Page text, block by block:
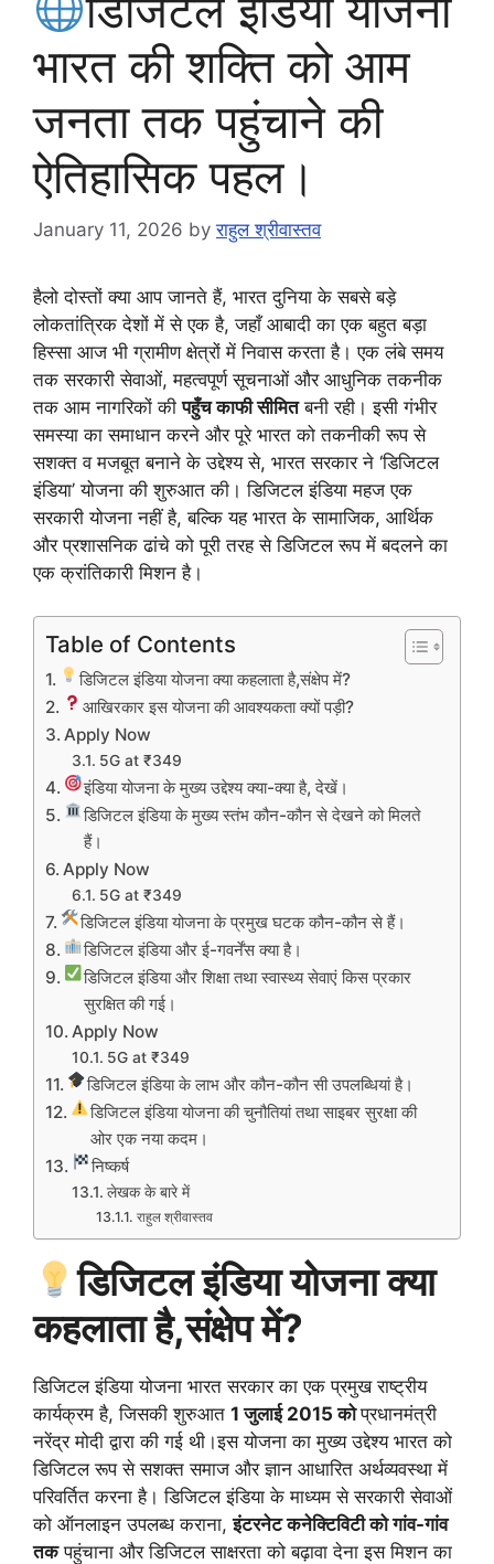
भारत की शक्ति को आम
जनता तक पहुंचाने की
ऐतिहासिक पहल।
January 11, 2026 byराहुल श्रीवास्तव
हैलो दोस्तों क्या आप जानते हैं, भारत दुनिया के सबसे बड़े
लोकतांत्रिक देशों में से एक है, जहाँ आबादी का एक बहुत बड़ा
हिस्सा आज भी ग्रामीण क्षेत्रों में निवास करता है। एक लंबे समय
तक सरकारी सेवाओं, महत्वपूर्ण सूचनाओं और आधुनिक तकनीक
तक आम नागरिकों कीपहुँच काफी सीमितबनी रही। इसी गंभीर
समस्या का समाधान करने और पूरे भारत को तकनीकी रूप से
सशक्त व मजबूत बनाने के उद्देश्य से, भारत सरकार ने ‘डिजिटल
इंडिया’ योजना की शुरुआत की। डिजिटल इंडिया महज एक
सरकारी योजना नहीं है, बल्कि यह भारत के सामाजिक, आर्थिक
और प्रशासनिक ढांचे को पूरी तरह से डिजिटल रूप में बदलने का
एक क्रांतिकारी मिशन है।
Table of Contents
डिजिटल इंडिया योजना क्या कहलाता है,संक्षेप में?
आखिरकार इस योजना की आवश्यकता क्यों पड़ी?
Apply Now
5G at ₹349
इंडिया योजना के मुख्य उद्देश्य क्या-क्या है, देखें।
डिजिटल इंडिया के मुख्य स्तंभ कौन-कौन से देखने को मिलते
हैं।
Apply Now
5G at ₹349
डिजिटल इंडिया योजना के प्रमुख घटक कौन-कौन से हैं।
डिजिटल इंडिया और ई-गवर्नेंस क्या है।
डिजिटल इंडिया और शिक्षा तथा स्वास्थ्य सेवाएं किस प्रकार
सुरक्षित की गई।
Apply Now
5G at ₹349
डिजिटल इंडिया के लाभ और कौन-कौन सी उपलब्धियां है।
डिजिटल इंडिया योजना की चुनौतियां तथा साइबर सुरक्षा की
ओर एक नया कदम।
निष्कर्ष
लेखक के बारे में
राहुल श्रीवास्तव
डिजिटल इंडिया योजना क्या
कहलाता है,संक्षेप में?
डिजिटल इंडिया योजना भारत सरकार का एक प्रमुख राष्ट्रीय
कार्यक्रम है, जिसकी शुरुआत 1 जुलाई 2015 कोप्रधानमंत्री
नरेंद्र मोदी द्वारा की गई थी।इस योजना का मुख्य उद्देश्य भारत को
डिजिटल रूप से सशक्त समाज और ज्ञान आधारित अर्थव्यवस्था में
परिवर्तित करना है। डिजिटल इंडिया के माध्यम से सरकारी सेवाओं
को ऑनलाइन उपलब्ध कराना,इंटरनेट कनेक्टिविटी को गांव-गांव
तकपहुंचाना और डिजिटल साक्षरता को बढ़ावा देना इस मिशन का